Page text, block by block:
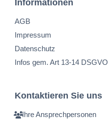
Informationen
AGB
Impressum
Datenschutz
Infos gem. Art 13-14 DSGVO
Kontaktieren Sie uns
Ihre Ansprechpersonen